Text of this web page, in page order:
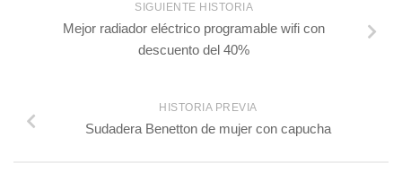
SIGUIENTE HISTORIA
Mejor radiador eléctrico programable wifi con
descuento del 40%
HISTORIA PREVIA
Sudadera Benetton de mujer con capucha